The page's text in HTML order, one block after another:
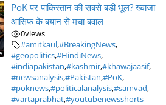
PoK पर पाकिस्तान की सबसे बड़ी भूल? ख्वाजा
आसिफ के बयान से मचा बवाल
0views
#amitkaul,#BreakingNews,
#geopolitics,#HindiNews,
#indiapakistan,#kashmir,#khawajaasif,
#newsanalysis,#Pakistan,#PoK,
#poknews,#politicalanalysis,#samvad,
#vartaprabhat,#youtubenewsshorts